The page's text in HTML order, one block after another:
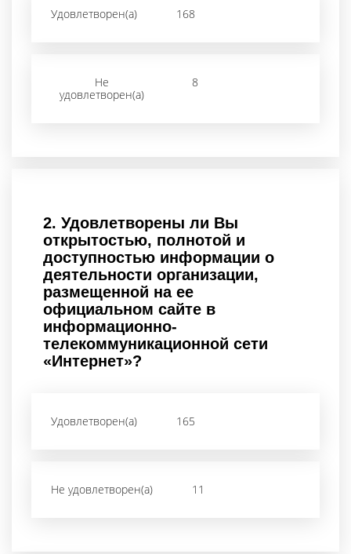
Удовлетворен(а) 168
Не
удовлетворен(а)
8
2. Удовлетворены ли Вы
открытостью, полнотой и
доступностью информации о
деятельности организации,
размещенной на ее
официальном сайте в
информационно-
телекоммуникационной сети
«Интернет»?
Удовлетворен(а) 165
Не удовлетворен(а) 11